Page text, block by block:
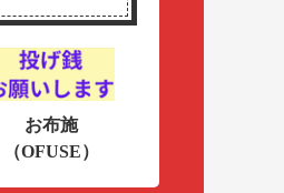
お布施
（OFUSE）